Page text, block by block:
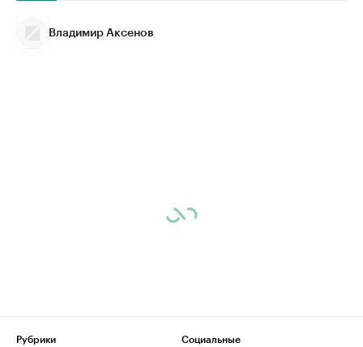
Владимир Аксенов
Рубрики
Социальные